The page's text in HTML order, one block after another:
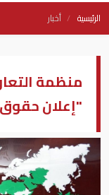
الرئيسية أخبار
منظمة
"إعلان